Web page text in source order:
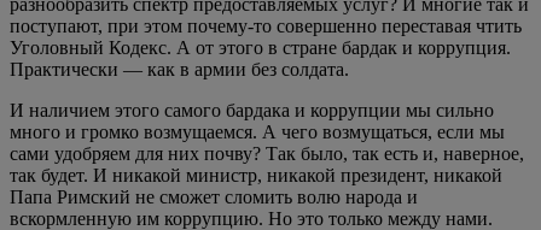
поступают, при этом почему-то совершенно переставая чтить
Уголовный Кодекс. А от этого в стране бардак и коррупция.
Практически — как в армии без солдата.
И наличием этого самого бардака и коррупции мы сильно
много и громко возмущаемся. А чего возмущаться, если мы
сами удобряем для них почву? Так было, так есть и, наверное,
так будет. И никакой министр, никакой президент, никакой
Папа Римский не сможет сломить волю народа и
вскормленную им коррупцию. Но это только между нами.